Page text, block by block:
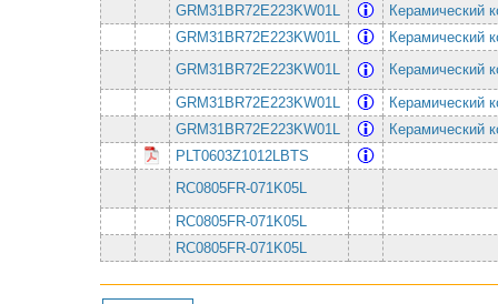
GRM31BR72E223KW01L
Керамический
GRM31BR72E223KW01L
Керамический
GRM31BR72E223KW01L
Керамический
GRM31BR72E223KW01L
Керамический
GRM31BR72E223KW01L
Керамический
PLT0603Z1012LBTS
RC0805FR-071K05L
RC0805FR-071K05L
RC0805FR-071K05L